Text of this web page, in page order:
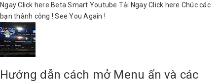
Ngay Click here Beta Smart Youtube Tải Ngay Click here Chúc các
bạn thành công ! See You Again !
Hướng dẫn cách mở Menu ẩn và các